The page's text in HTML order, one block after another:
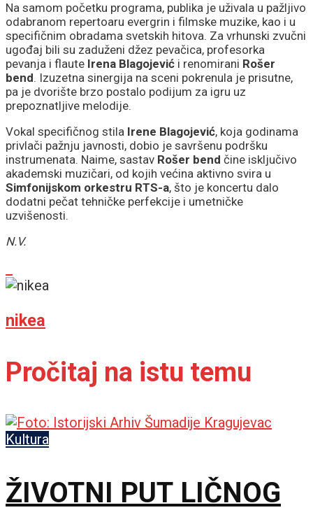
Na samom početku programa, publika je uživala u pažljivo
odabranom repertoaru evergrin i filmske muzike, kao i u
specifičnim obradama svetskih hitova. Za vrhunski zvučni
ugođaj bili su zaduženi džez pevačica, profesorka
pevanja i flaute Irena Blagojević i renomirani Rošer
bend. Izuzetna sinergija na sceni pokrenula je prisutne,
pa je dvorište brzo postalo podijum za igru uz
prepoznatljive melodije.
Vokal specifičnog stila Irene Blagojević, koja godinama
privlači pažnju javnosti, dobio je savršenu podršku
instrumenata. Naime, sastav Rošer bend čine isključivo
akademski muzičari, od kojih većina aktivno svira u
Simfonijskom orkestru RTS-a, što je koncertu dalo
dodatni pečat tehničke perfekcije i umetničke
uzvišenosti.
N.V.
nikea
Pročitaj na istu temu
Kultura
ŽIVOTNI PUT LIČNOG